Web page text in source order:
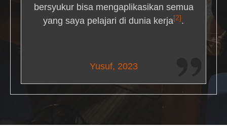
bersyukur bisa mengaplikasikan semua
yang saya pelajari di dunia kerja[2] .
Yusuf, 2023